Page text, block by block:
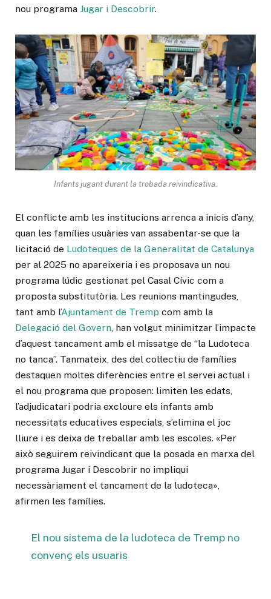
nou programa Jugar i Descobrir.
Infants jugant durant la trobada reivindicativa.
El conflicte amb les institucions arrenca a inicis d’any,
quan les famílies usuàries van assabentar-se que la
licitació de Ludoteques de la Generalitat de Catalunya
per al 2025 no apareixeria i es proposava un nou
programa lúdic gestionat pel Casal Cívic com a
proposta substitutòria. Les reunions mantingudes,
tant amb l’Ajuntament de Tremp com amb la
Delegació del Govern, han volgut minimitzar l’impacte
d’aquest tancament amb el missatge de “la Ludoteca
no tanca”. Tanmateix, des del col·lectiu de famílies
destaquen moltes diferències entre el servei actual i
el nou programa que proposen: limiten les edats,
l’adjudicatari podria excloure els infants amb
necessitats educatives especials, s’elimina el joc
lliure i es deixa de treballar amb les escoles. «Per
això seguirem reivindicant que la posada en marxa del
programa Jugar i Descobrir no impliqui
necessàriament el tancament de la ludoteca»,
afirmen les famílies.
El nou sistema de la ludoteca de Tremp no
convenç els usuaris